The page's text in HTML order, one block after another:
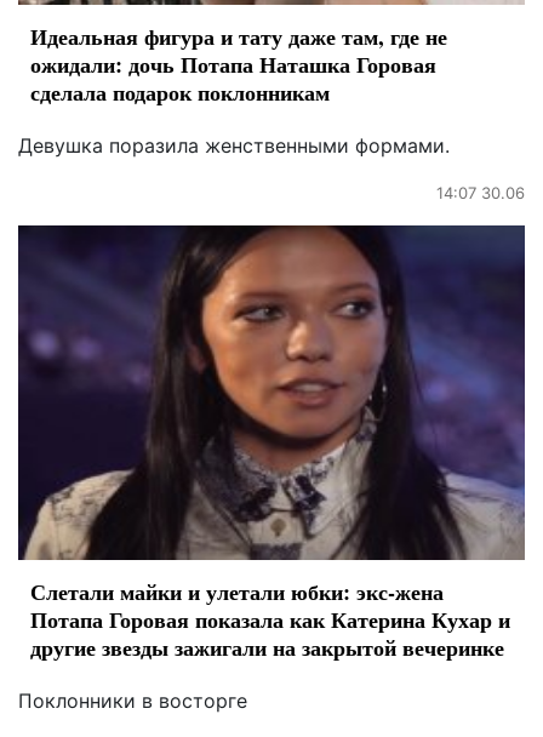
Идеальная фигура и тату даже там, где не
ожидали: дочь Потапа Наташка Горовая
сделала подарок поклонникам
Девушка поразила женственными формами.
14:07 30.06
Слетали майки и улетали юбки: экс-жена
Потапа Горовая показала как Катерина Кухар и
другие звезды зажигали на закрытой вечеринке
Поклонники в восторге